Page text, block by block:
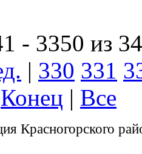
- 3350 из
| 330 331
Конец | Все
Красногорского